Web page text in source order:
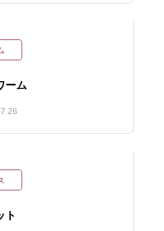
ーム
ト